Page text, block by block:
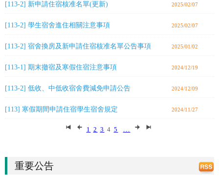
[113-2] 新申請住宿核准名單(更新) 2025/02/07
[113-2] 學生宿舍進住相關注意事項 2025/02/07
[113-2] 宿舍換房及新申請住宿核准名單公告事項 2025/01/02
[113-1] 期末撤宿及寒假住宿注意事項 2024/12/19
[113-2] 低收、中低收宿舍費減免申請公告 2024/12/09
[113] 寒假期間申請住宿學生宿舍規定 2024/11/27
1 2 3 4 5 ...
重要公告